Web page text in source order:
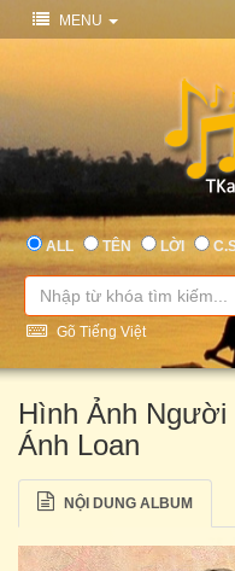
MENU
ALL TÊN LỜI
Gõ Tiếng Việt
Hình Ảnh
Ánh Loan
NỘI DUNG ALBUM